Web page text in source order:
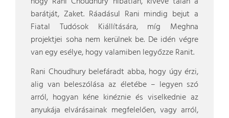
barátját, Zaket. Ráadásul Rani mindig bejut a
Fiatal Tudósok Kiállítására, míg Meghna
projektjei soha nem kerülnek be. De idén végre
van egy esélye, hogy valamiben legyőzze Ranit.
Rani Choudhury belefáradt abba, hogy úgy érzi,
alig van beleszólása az életébe – legyen szó
arról, hogyan kéne kinéznie és viselkednie az
anyukája elvárásainak megfelelően, vagy arról,